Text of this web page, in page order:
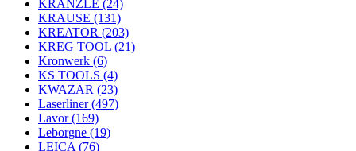
KRANZLE (24)
KRAUSE (131)
KREATOR (203)
KREG TOOL (21)
Kronwerk (6)
KS TOOLS (4)
KWAZAR (23)
Laserliner(497)
Lavor(169)
Leborgne (19)
LEICA (76)